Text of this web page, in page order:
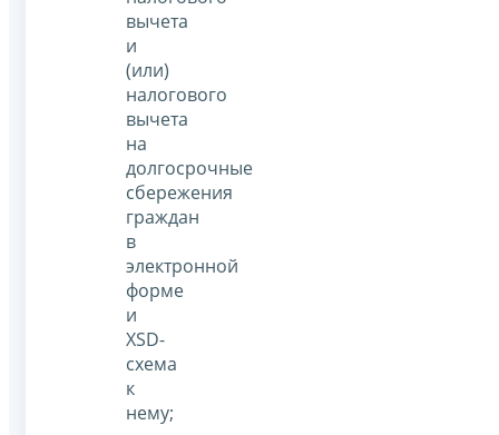
вычета
и
(или)
налогового
вычета
на
долгосрочные
сбережения
граждан
в
электронной
форме
и
XSD-
схема
к
нему;